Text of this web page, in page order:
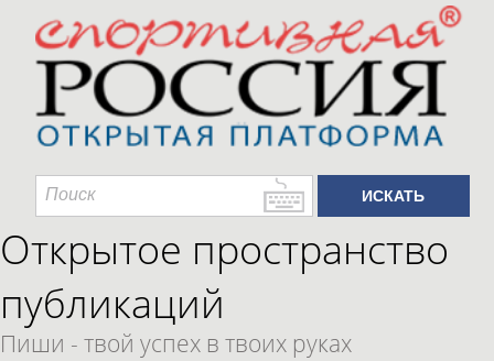
Открытое пространство
публикаций
Пиши - твой успех в твоих руках